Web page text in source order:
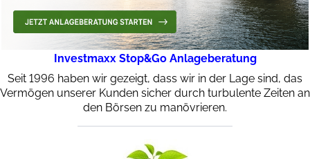
Investmaxx Stop&Go Anlageberatung
Seit 1996 haben wir gezeigt, dass wir in der Lage sind, das
Vermögen unserer Kunden sicher durch turbulente Zeiten an
den Börsen zu manövrieren.